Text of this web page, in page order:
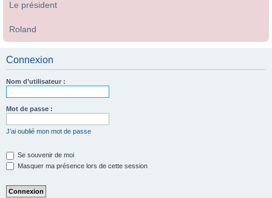
Le président
Roland
Connexion
Nom d’utilisateur :
Mot de passe :
J’ai oublié mon mot de passe
Se souvenir de moi
Masquer ma présence lors de cette session